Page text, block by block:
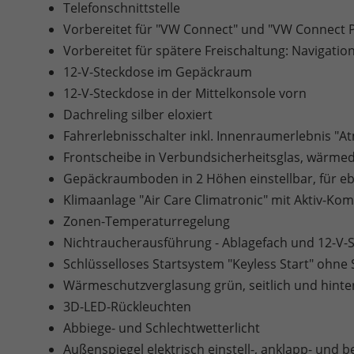
Telefonschnittstelle
Vorbereitet für "VW Connect" und "VW Connect
Vorbereitet für spätere Freischaltung:
12-V-Steckdose im Gepäckraum
12-V-Steckdose in der Mittelkonsole vorn
Dachreling silber eloxiert
Fahrerlebnisschalter inkl. Innenraumerlebnis
Frontscheibe in Verbundsicherheitsglas,
Gepäckraumboden in 2 Höhen einstellbar, für
Klimaanlage "Air Care Climatronic" mit Aktiv-
Zonen-Temperaturregelung
Nichtraucherausführung - Ablagefach und 12-V-
Schlüsselloses Startsystem "Keyless Start" ohne
Wärmeschutzverglasung grün, seitlich und
3D-LED-Rückleuchten
Abbiege- und Schlechtwetterlicht
Außenspiegel elektrisch einstell-, anklapp- und